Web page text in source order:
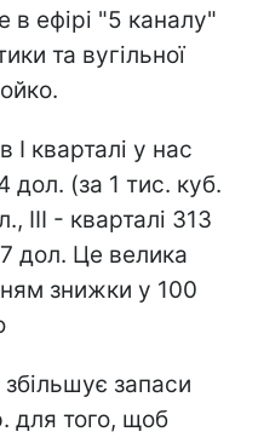
ефірі "5 каналу"
та вугільної
I кварталі у нас
дол. (за 1 тис. куб.
III - кварталі 313
дол. Це велика
знижки у 100
запаси
для того, щоб